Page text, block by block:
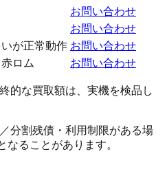
お問い合わせ
お問い合わせ
が正常動作 お問い合わせ
ロム お問い合わせ
的な買取額は、実機を検品し
分割残債・利用制限がある場
ることがあります。